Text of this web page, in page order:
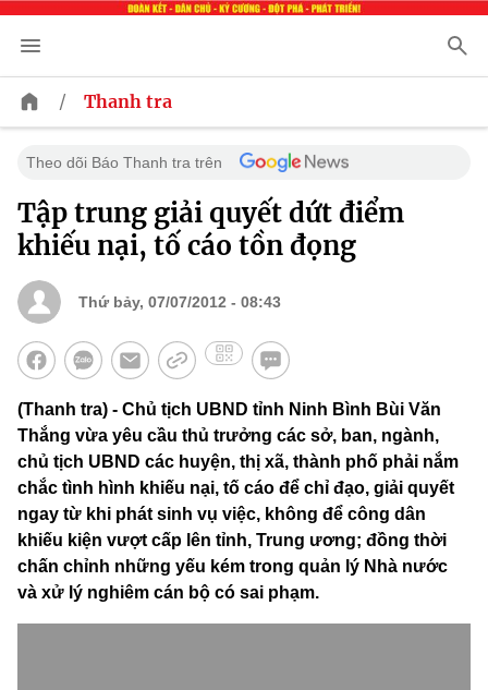
/ Thanh tra
Theo dõi Báo Thanh tra trên
Tập trung giải quyết dứt điểm
khiếu nại, tố cáo tồn đọng
Thứ bảy, 07/07/2012 - 08:43
(Thanh tra) - Chủ tịch UBND tỉnh Ninh Bình Bùi Văn
Thắng vừa yêu cầu thủ trưởng các sở, ban, ngành,
chủ tịch UBND các huyện, thị xã, thành phố phải nắm
chắc tình hình khiếu nại, tố cáo để chỉ đạo, giải quyết
ngay từ khi phát sinh vụ việc, không để công dân
khiếu kiện vượt cấp lên tỉnh, Trung ương; đồng thời
chấn chỉnh những yếu kém trong quản lý Nhà nước
và xử lý nghiêm cán bộ có sai phạm.